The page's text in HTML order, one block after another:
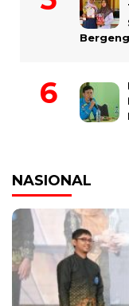
NASIONAL